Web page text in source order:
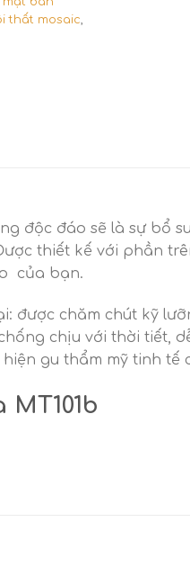
thất mosaic,
độc đáo sẽ là sự bổ
thiết kế với phần
của bạn.
được chăm chút kỹ
chịu với thời tiết,
gu thẩm mỹ tinh tế